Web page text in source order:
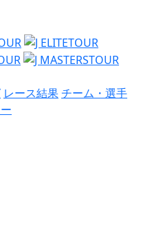
レース結果チーム・選手